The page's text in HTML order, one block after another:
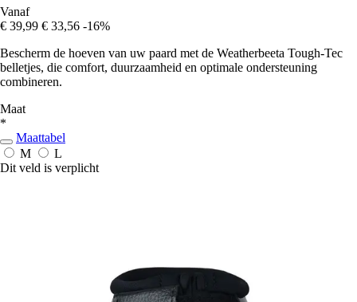
Vanaf
€ 39,99 € 33,56 -16%
Bescherm de hoeven van uw paard met de Weatherbeeta Tough-Tec
belletjes, die comfort, duurzaamheid en optimale ondersteuning
combineren.
Maat
*
Maattabel
M
L
Dit veld is verplicht